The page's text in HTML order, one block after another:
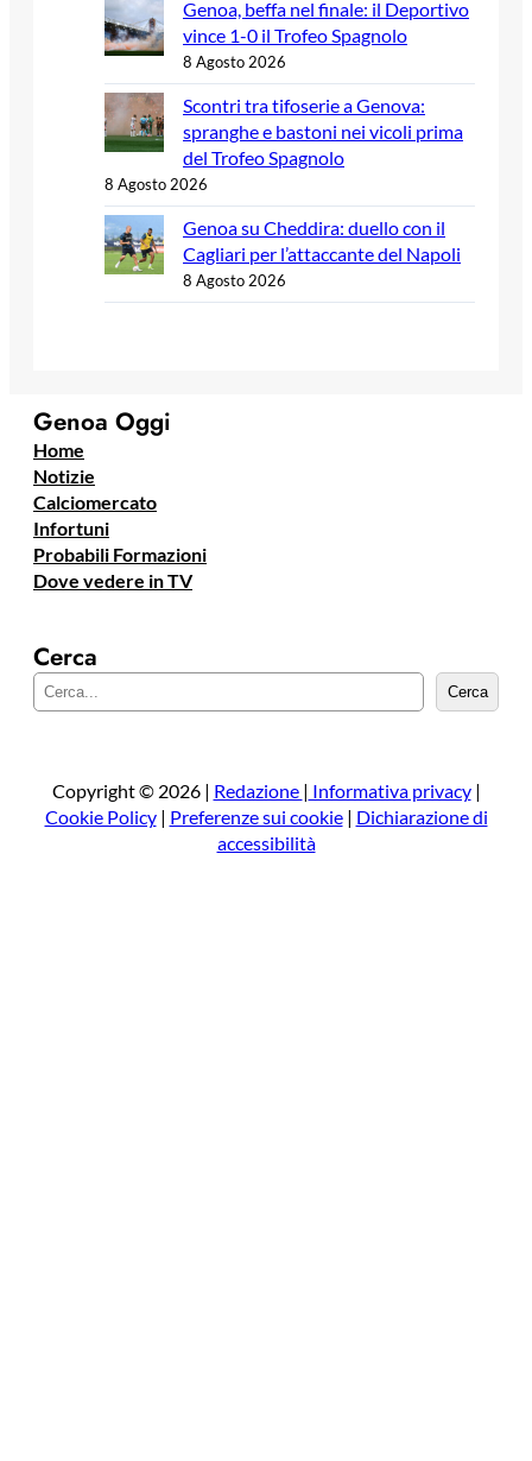
Genoa, beffa nel finale: il Deportivo
vince 1-0 il Trofeo Spagnolo
8 Agosto 2026
Scontri tra tifoserie a Genova:
spranghe e bastoni nei vicoli prima
del Trofeo Spagnolo
8 Agosto 2026
Genoa su Cheddira: duello con il
Cagliari per l’attaccante del Napoli
8 Agosto 2026
Genoa Oggi
Home
Notizie
Calciomercato
Infortuni
Probabili Formazioni
Dove vedere in TV
Cerca
e
a
Cerca
Copyright © 2026 | Redazione | Informativa privacy|
Cookie Policy| Preferenze sui cookie| Dichiarazione di
accessibilità